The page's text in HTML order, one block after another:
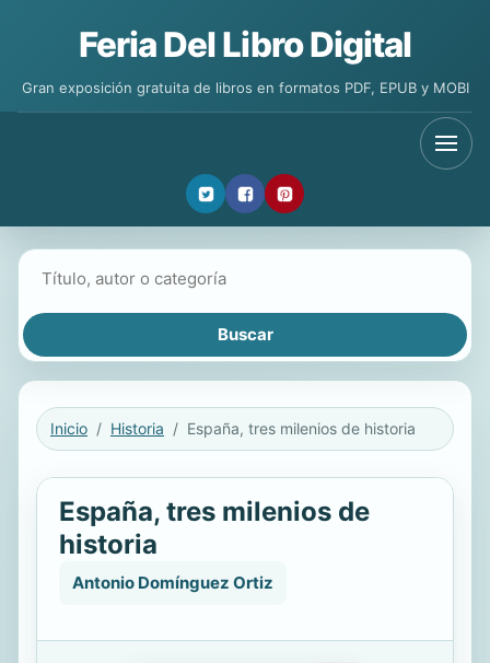
Feria Del Libro Digital
Gran exposición gratuita de libros en formatos PDF, EPUB y MOBI
Inicio Historia España, tres milenios de historia
España, tres milenios de
historia
Antonio Domínguez Ortiz